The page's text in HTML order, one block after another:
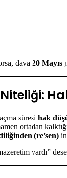
dava 20 Mayıs
süresi hak
ortadan
(re’sen)
vardı”